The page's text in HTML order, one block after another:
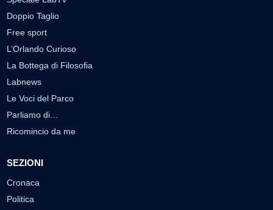
Doppio Taglio
Free sport
L’Orlando Curioso
La Bottega di Filosofia
Labnews
Le Voci del Parco
Parliamo di…
Ricomincio da me
SEZIONI
Cronaca
Politica